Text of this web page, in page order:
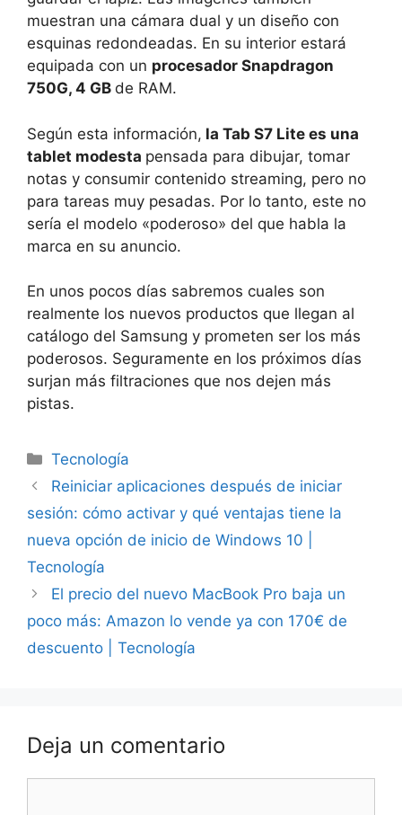
muestran una cámara dual y un diseño con
esquinas redondeadas. En su interior estará
equipada con un procesador Snapdragon
750G, 4 GB de RAM.
Según esta información, la Tab S7 Lite es una
tablet modesta pensada para dibujar, tomar
notas y consumir contenido streaming, pero no
para tareas muy pesadas. Por lo tanto, este no
sería el modelo «poderoso» del que habla la
marca en su anuncio.
En unos pocos días sabremos cuales son
realmente los nuevos productos que llegan al
catálogo del Samsung y prometen ser los más
poderosos. Seguramente en los próximos días
surjan más filtraciones que nos dejen más
pistas.
Categorías
Tecnología
Reiniciar aplicaciones después de iniciar
sesión: cómo activar y qué ventajas tiene la
nueva opción de inicio de Windows 10 |
Tecnología
El precio del nuevo MacBook Pro baja un
poco más: Amazon lo vende ya con 170€ de
descuento | Tecnología
Deja un comentario